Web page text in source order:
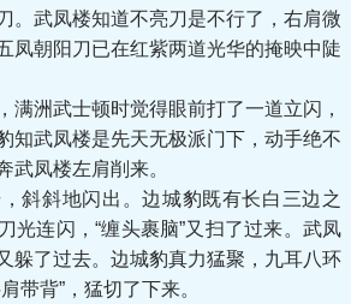
。武凤楼知道不亮刀是不行了，右肩微
凤朝阳刀已在红紫两道光华的掩映中陡
洲武士顿时觉得眼前打了一道立闪，
知武凤楼是先天无极派门下，动手绝不
武凤楼左肩削来。
斜地闪出。边城豹既有长白三边之
光连闪，“缠头裹脑”又扫了过来。武凤
躲了过去。边城豹真力猛聚，九耳八环
带背”，猛切了下来。